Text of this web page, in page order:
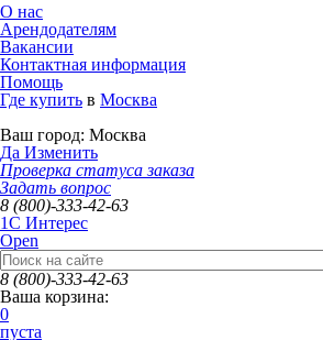
О нас
Арендодателям
Вакансии
Контактная информация
Помощь
Где купить в Москва
Ваш город: Москва
Да Изменить
Проверка статуса заказа
Задать вопрос
8 (800)-333-42-63
1C Интерес
Open
8 (800)-333-42-63
Ваша корзина:
0
пуста